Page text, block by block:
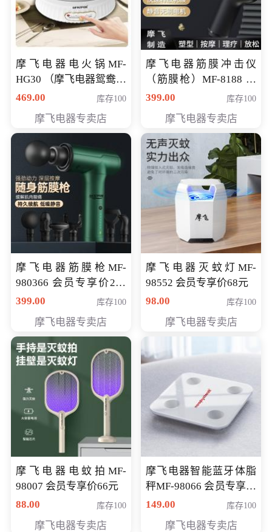
摩飞电器电火锅MF-
HG30 （摩飞电器鸳鸯锅
MF-HG30 ） 会员专享价
469.00 库存100
摩飞电器专卖店
摩飞电器筋膜冲击仪
（筋膜枪）MF-8188 会
员专享价268元
399.00 库存100
摩飞电器专卖店
摩飞电器筋膜枪MF-
980366 会员专享价299
元
399.00 库存100
摩飞电器专卖店
摩飞电器灭蚊灯MF-
98552 会员专享价68元
98.00
库存100
摩飞电器专卖店
摩飞电器电蚊拍MF-
98007 会员专享价66元
88.00
库存100
摩飞电器专卖店
摩飞电器智能蓝牙体脂
秤MF-98066 会员专享价
98元
149.00 库存100
摩飞电器专卖店